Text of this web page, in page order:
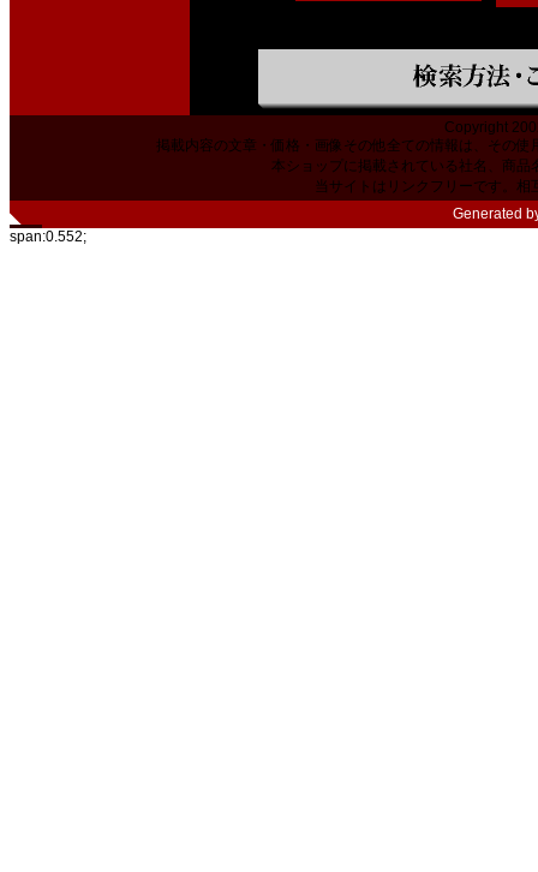
Copyright
掲載内容の文章・価格・画像その他全ての情報は、その
本ショップに掲載されている社名、商
当サイトはリンクフリーです。相
Generated
span:0.552;